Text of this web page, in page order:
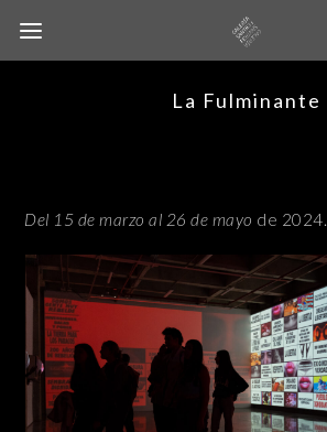
La Fulminante
Del 15 de marzo al 26 de mayo de 2024.